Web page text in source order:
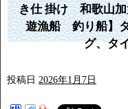
き仕 掛け 和歌山
遊漁船 釣り船】
グ、タ
投稿日 2026年1月7日